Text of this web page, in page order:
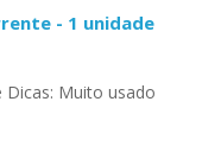
- 1 unidade
Dicas: Muito usado